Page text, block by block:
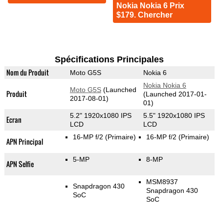
Nokia Nokia 6 Prix
$179. Chercher
Spécifications Principales
Nom du Produit Moto G5S Nokia 6
Produit Moto G5S(Launched
2017-08-01)
Nokia Nokia 6
(Launched 2017-01-
01)
Ecran
5.2" 1920x1080 IPS
LCD
5.5" 1920x1080 IPS
LCD
APN Principal 16-MP f/2 (Primaire) 16-MP f/2 (Primaire)
APN Selfie 5-MP 8-MP
Snapdragon 430
SoC
MSM8937
Snapdragon 430
SoC